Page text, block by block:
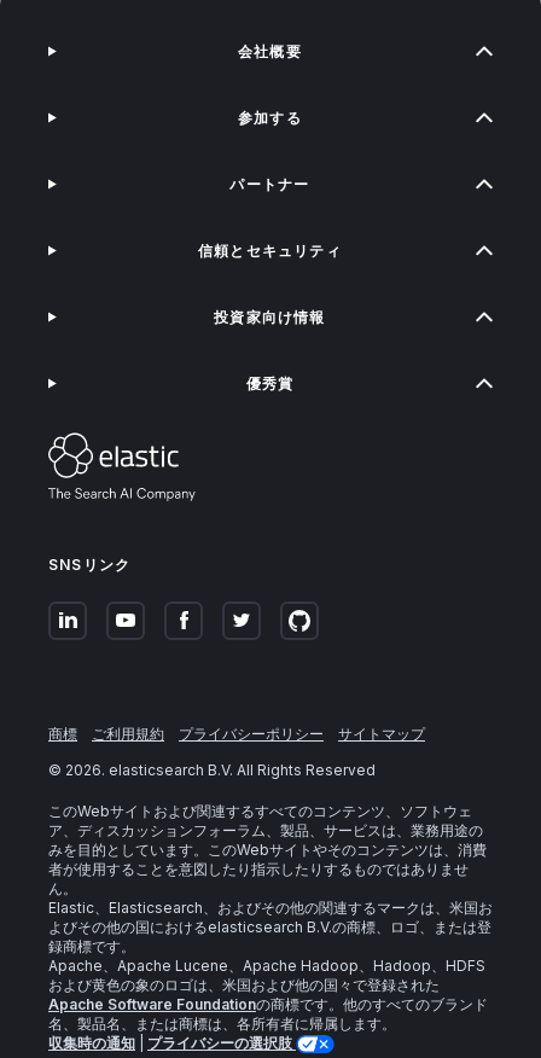
SNSリンク
会社概要
参加する
パートナー
信頼とセキュリティ
投資家向け情報
優秀賞
商標 ご利用規約 プライバシーポリシー
サイトマップ
© 2026. elasticsearch B.V. All Rights Reserved
このWebサイトおよび関連するすべてのコンテンツ、ソフトウェ
ア、ディスカッションフォーラム、製品、サービスは、業務用途の
みを目的としています。このWebサイトやそのコンテンツは、消費
者が使用することを意図したり指示したりするものではありませ
ん。
Elastic、Elasticsearch、およびその他の関連するマークは、米国お
よびその他の国におけるelasticsearch B.V.の商標、ロゴ、または登
録商標です。
Apache、Apache Lucene、Apache Hadoop、Hadoop、HDFS
および黄色の象のロゴは、米国および他の国々で登録された
Apache Software Foundationの商標です。他のすべてのブランド
名、製品名、または商標は、各所有者に帰属します。
収集時の通知
プライバシーの選択肢